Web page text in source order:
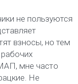
не пользуются
взносы, но тем
мне часто
Не